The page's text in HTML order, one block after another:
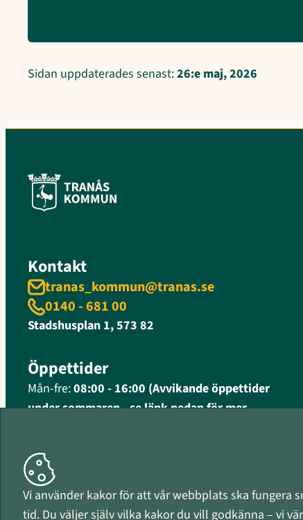
Sidan uppdaterades senast:26:e maj, 2026
Kontakt
tranas_kommun@tranas.se
0140 - 681 00
Stadshusplan 1, 573 82
Öppettider
Mån-fre:08:00 - 16:00 (Avvikande öppettider
under sommaren - se länk nedan för mer
Organisationsnummer
212000-0597
Vi använder kakor för att vår webbplats ska fungera
tid. Du väljer själv vilka kakor du vill godkänna – vi